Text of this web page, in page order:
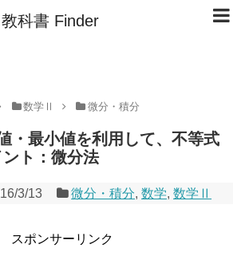
教科書 Finder
数学Ⅱ 微分・積分
・最小値を利用して、不等式
ト：微分法
3/13 微分・積分,数学,数学Ⅱ
スポンサーリンク